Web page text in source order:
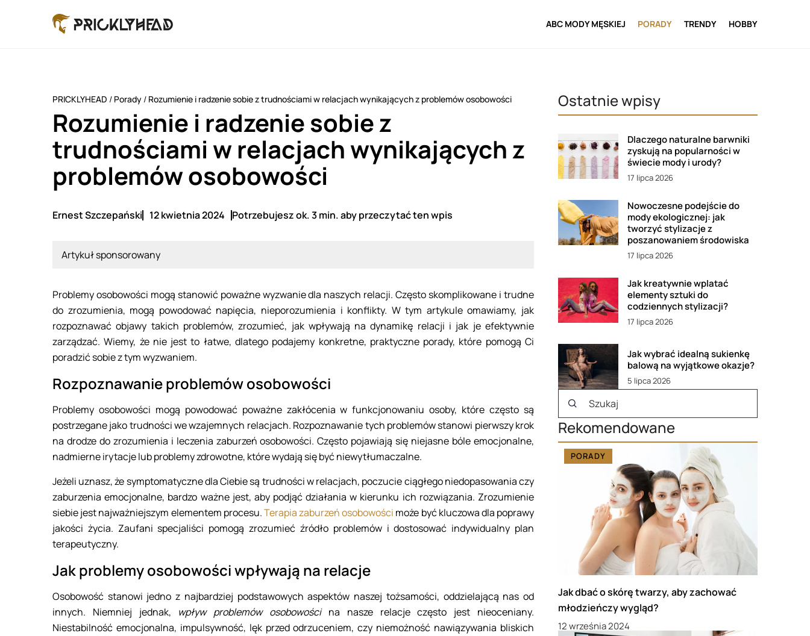
ABC MODY MĘSKIEJ PORADY TRENDY HOBBY
PRICKLYHEAD / Porady / Rozumienie i radzenie sobie z trudnościami w relacjach wynikających z problemów osobowości
Rozumienie i radzenie sobie z
trudnościami w relacjach wynikających z
problemów osobowości
Ernest Szczepański 12 kwietnia 2024 Potrzebujesz ok. 3 min. aby przeczytać ten wpis
Artykuł sponsorowany
Problemy osobowości mogą stanowić poważne wyzwanie dla naszych relacji. Często skomplikowane i trudne
do zrozumienia, mogą powodować napięcia, nieporozumienia i konflikty. W tym artykule omawiamy, jak
rozpoznawać objawy takich problemów, zrozumieć, jak wpływają na dynamikę relacji i jak je efektywnie
zarządzać. Wiemy, że nie jest to łatwe, dlatego podajemy konkretne, praktyczne porady, które pomogą Ci
poradzić sobie z tym wyzwaniem.
Rozpoznawanie problemów osobowości
Problemy osobowości mogą powodować poważne zakłócenia w funkcjonowaniu osoby, które często są
postrzegane jako trudności we wzajemnych relacjach. Rozpoznawanie tych problemów stanowi pierwszy krok
na drodze do zrozumienia i leczenia zaburzeń osobowości. Często pojawiają się niejasne bóle emocjonalne,
nadmierne irytacje lub problemy zdrowotne, które wydają się być niewytłumaczalne.
Jeżeli uznasz, że symptomatyczne dla Ciebie są trudności w relacjach, poczucie ciągłego niedopasowania czy
zaburzenia emocjonalne, bardzo ważne jest, aby podjąć działania w kierunku ich rozwiązania. Zrozumienie
siebie jest najważniejszym elementem procesu.Terapia zaburzeń osobowości może być kluczowa dla poprawy
jakości życia. Zaufani specjaliści pomogą zrozumieć źródło problemów i dostosować indywidualny plan
terapeutyczny.
Jak problemy osobowości wpływają na relacje
Osobowość stanowi jedno z najbardziej podstawowych aspektów naszej tożsamości, oddzielającą nas od
innych. Niemniej jednak, wpływ problemów osobowościna nasze relacje często jest nieoceniany.
Niestabilność emocjonalna, impulsywność, lęk przed odrzuceniem, czy niemożność nawiązywania bliskich
Ostatnie wpisy
Dlaczego naturalne barwniki
zyskują na popularności w
świecie mody i urody?
17 lipca 2026
Nowoczesne podejście do
mody ekologicznej: jak
tworzyć stylizacje z
poszanowaniem środowiska
17 lipca 2026
Jak kreatywnie wplatać
elementy sztuki do
codziennych stylizacji?
17 lipca 2026
Jak wybrać idealną sukienkę
balową na wyjątkowe okazje?
5 lipca 2026
Rekomendowane
PORADY
Jak dbać o skórę twarzy, aby zachować
młodzieńczy wygląd?
12 września 2024